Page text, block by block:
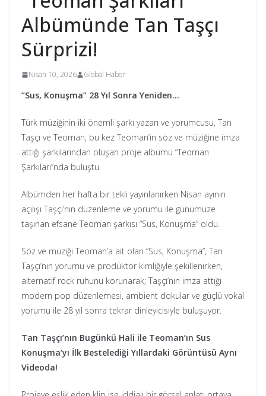
Albümünde Tan Taşçı
Sürprizi!
Nisan 10, 2026 Global Haber
“Sus, Konuşma” 28 Yıl Sonra Yeniden…
Türk müziğinin iki önemli şarkı yazarı ve yorumcusu, Tan
Taşçı ve Teoman, bu kez Teoman’ın söz ve müziğine imza
attığı şarkılarından oluşan proje albümü “Teoman
Şarkıları”nda buluştu.
Albümden her hafta bir tekli yayınlanırken Nisan ayının
açılışı Taşçı’nın düzenleme ve yorumu ile günümüze
taşınan efsane Teoman şarkısı “Sus, Konuşma” oldu.
Söz ve müziği Teoman’a ait olan “Sus, Konuşma”, Tan
Taşçı’nın yorumu ve prodüktör kimliğiyle şekillenirken,
alternatif rock ruhunu korunarak; Taşçı’nın imza attığı
modern pop düzenlemesi, ambient dokular ve güçlü vokal
yorumu ile 28 yıl sonra tekrar dinleyicisiyle buluşuyor.
Tan Taşçı’nın Bugünkü Hali ile Teoman’ın Sus
Konuşma’yı İlk Bestelediği Yıllardaki Görüntüsü Aynı
Videoda!